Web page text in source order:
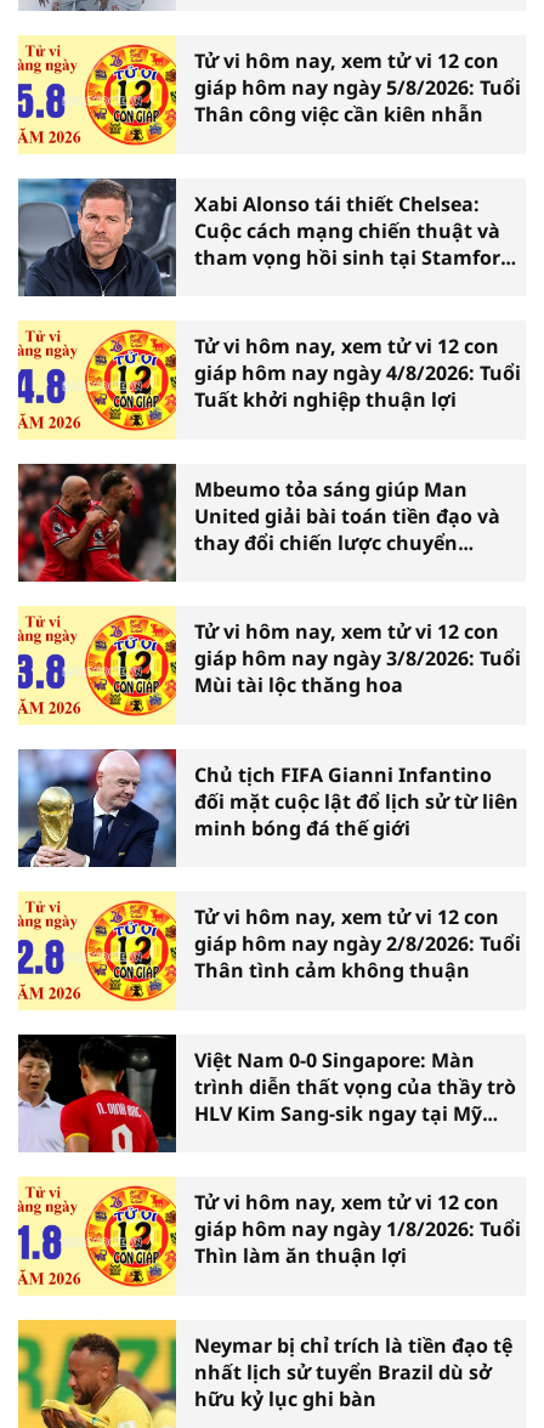
Tử vi hôm nay, xem tử vi 12 con
giáp hôm nay ngày 5/8/2026: Tuổi
Thân công việc cần kiên nhẫn
Xabi Alonso tái thiết Chelsea:
Cuộc cách mạng chiến thuật và
tham vọng hồi sinh tại Stamford
Tử vi hôm nay, xem tử vi 12 con
giáp hôm nay ngày 4/8/2026: Tuổi
Tuất khởi nghiệp thuận lợi
Mbeumo tỏa sáng giúp Man
United giải bài toán tiền đạo và
thay đổi chiến lược chuyển
Tử vi hôm nay, xem tử vi 12 con
giáp hôm nay ngày 3/8/2026: Tuổi
Mùi tài lộc thăng hoa
Chủ tịch FIFA Gianni Infantino
đối mặt cuộc lật đổ lịch sử từ liên
minh bóng đá thế giới
Tử vi hôm nay, xem tử vi 12 con
giáp hôm nay ngày 2/8/2026: Tuổi
Thân tình cảm không thuận
Việt Nam 0-0 Singapore: Màn
trình diễn thất vọng của thầy trò
HLV Kim Sang-sik ngay tại Mỹ
Tử vi hôm nay, xem tử vi 12 con
giáp hôm nay ngày 1/8/2026: Tuổi
Thìn làm ăn thuận lợi
Neymar bị chỉ trích là tiền đạo tệ
nhất lịch sử tuyển Brazil dù sở
hữu kỷ lục ghi bàn